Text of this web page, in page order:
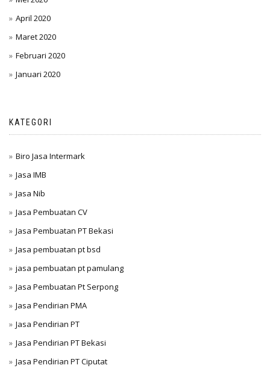
April 2020
Maret 2020
Februari 2020
Januari 2020
KATEGORI
Biro Jasa Intermark
Jasa IMB
Jasa Nib
Jasa Pembuatan CV
Jasa Pembuatan PT Bekasi
Jasa pembuatan pt bsd
jasa pembuatan pt pamulang
Jasa Pembuatan Pt Serpong
Jasa Pendirian PMA
Jasa Pendirian PT
Jasa Pendirian PT Bekasi
Jasa Pendirian PT Ciputat